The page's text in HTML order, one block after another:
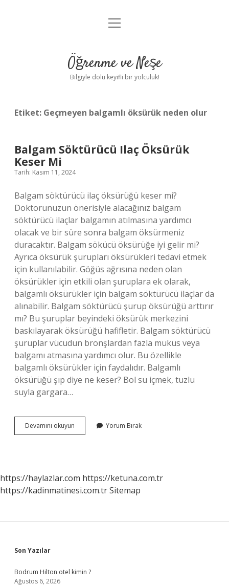
Anasayfa
Yasal Uyarı
menüyü
Öğrenme ve Neşe
Bilgiyle dolu keyifli bir yolculuk!
Etiket: Geçmeyen balgamlı öksürük neden olur
Balgam Söktürücü Ilaç Öksürük
Keser Mi
Tarih: Kasım 11, 2024
Balgam söktürücü ilaç öksürüğü keser mi?
Doktorunuzun önerisiyle alacağınız balgam
söktürücü ilaçlar balgamın atılmasına yardımcı
olacak ve bir süre sonra balgam öksürmeniz
duracaktır. Balgam sökücü öksürüğe iyi gelir mi?
Ayrıca öksürük şurupları öksürükleri tedavi etmek
için kullanılabilir. Göğüs ağrısına neden olan
öksürükler için etkili olan şuruplara ek olarak,
balgamlı öksürükler için balgam söktürücü ilaçlar da
alınabilir. Balgam söktürücü şurup öksürüğü arttırır
mı? Bu şuruplar beyindeki öksürük merkezini
baskılayarak öksürüğü hafifletir. Balgam söktürücü
şuruplar vücudun bronşlardan fazla mukus veya
balgamı atmasına yardımcı olur. Bu özellikle
balgamlı öksürükler için faydalıdır. Balgamlı
öksürüğü şıp diye ne keser? Bol su içmek, tuzlu
suyla gargara…
Devamını okuyun
Söktürücü
Yorum Bırak
https://haylazlar.com https://ketuna.com.tr
https://kadinmatinesi.com.trSitemap
Sidebar
Son Yazılar
Bodrum Hilton otel kimin ?
Ağustos 6, 2026